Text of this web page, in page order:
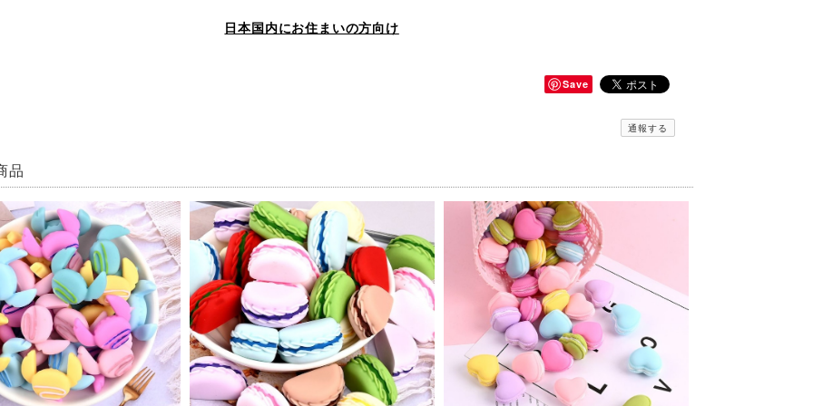
日本国内にお住まいの方向け
Save
通報する
品